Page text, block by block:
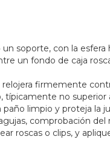
soporte, con la
un fondo de caja
firmemente
no
limpio y proteja la
comprobación
roscas o clips, y